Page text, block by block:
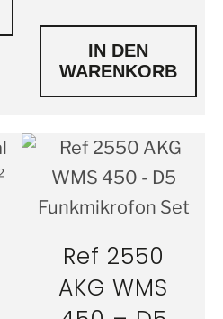
IN DEN
WARENKORB
Ref 2550
AKG WMS